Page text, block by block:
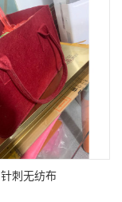
针刺无纺布